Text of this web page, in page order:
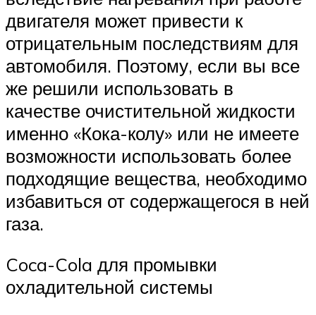
двигателя может привести к
отрицательным последствиям для
автомобиля. Поэтому, если вы все
же решили использовать в
качестве очистительной жидкости
именно «Кока-колу» или не имеете
возможности использовать более
подходящие вещества, необходимо
избавиться от содержащегося в ней
газа.
Coca-Cola для промывки
охладительной системы